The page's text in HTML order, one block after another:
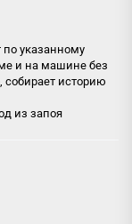
указанному
и на машине без
собирает историю
из запоя